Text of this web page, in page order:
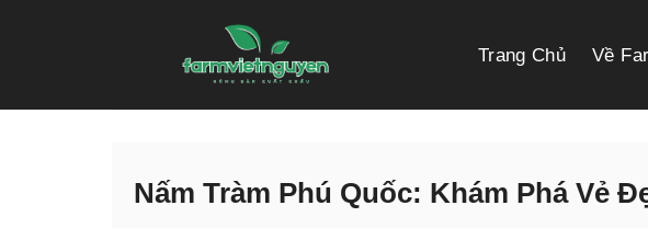
Trang Chủ Về
Nấm Tràm Phú Quốc: Khám Phá Vẻ